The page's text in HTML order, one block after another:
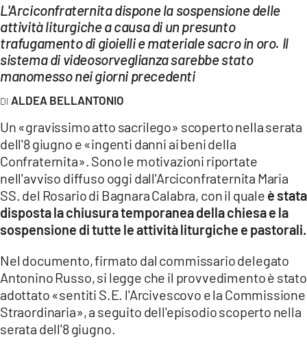
LAC TV
LAC NETWORK
LAC ONAIR
LaC
LACPLAY.IT
LACTV.IT
LACONAIR.IT
LACITYMAG.IT
ILREGGINO.IT
COSENZACHANNEL.IT
ILVIBONESE.IT
L'Arciconfraternita dispone la sospensione delle
attività liturgiche a causa di un presunto
trafugamento di gioielli e materiale sacro in oro. Il
sistema di videosorveglianza sarebbe stato
manomesso nei giorni precedenti
ALDEA BELLANTONIO
Un «gravissimo atto sacrilego» scoperto nella serata
dell'8 giugno e «ingenti danni ai beni della
Confraternita». Sono le motivazioni riportate
nell'avviso diffuso oggi dall'Arciconfraternita Maria
SS. del Rosario di Bagnara Calabra, con il quale è stata
disposta la chiusura temporanea della chiesa e la
sospensione di tutte le attività liturgiche e pastorali.
Nel documento, firmato dal commissario delegato
Antonino Russo, si legge che il provvedimento è stato
adottato «sentiti S.E. l'Arcivescovo e la Commissione
Straordinaria», a seguito dell'episodio scoperto nella
serata dell'8 giugno.